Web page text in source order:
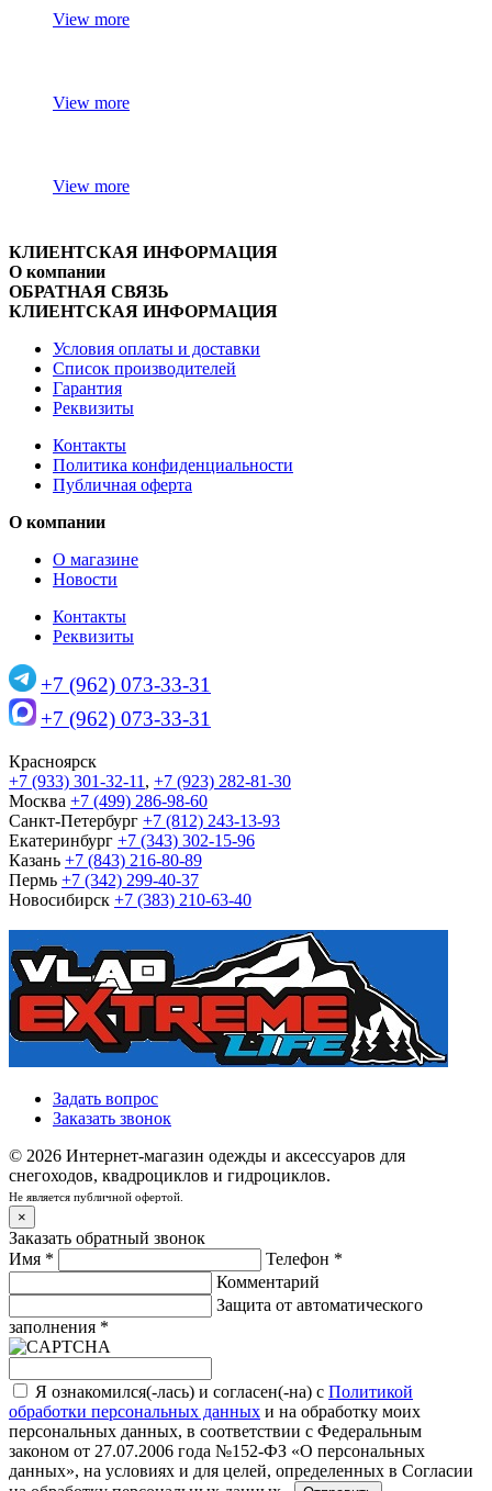
View more
View more
View more
КЛИЕНТСКАЯ ИНФОРМАЦИЯ
О компании
ОБРАТНАЯ СВЯЗЬ
КЛИЕНТСКАЯ ИНФОРМАЦИЯ
Условия оплаты и доставки
Список производителей
Гарантия
Реквизиты
Контакты
Политика конфиденциальности
Публичная оферта
О компании
О магазине
Новости
Контакты
Реквизиты
+7 (962) 073-33-31
+7 (962) 073-33-31
Красноярск
+7 (933) 301-32-11 , +7 (923) 282-81-30
Москва +7 (499) 286-98-60
Санкт-Петербург +7 (812) 243-13-93
Екатеринбург +7 (343) 302-15-96
Казань +7 (843) 216-80-89
Пермь +7 (342) 299-40-37
Новосибирск +7 (383) 210-63-40
Задать вопрос
Заказать звонок
© 2026 Интернет-магазин одежды и аксессуаров для
снегоходов, квадроциклов и гидроциклов.
Не является публичной офертой.
×
Заказать обратный звонок
Имя * Телефон *
Комментарий
Защита от автоматического
заполнения *
Я ознакомился(-лась) и согласен(-на) с Политикой
обработки персональных данных и на обработку моих
персональных данных, в соответствии с Федеральным
законом от 27.07.2006 года №152-ФЗ «О персональных
данных», на условиях и для целей, определенных в Согласии